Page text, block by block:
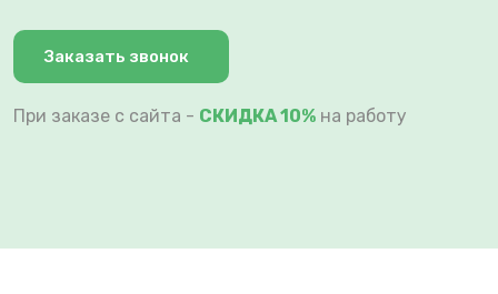
Заказать звонок
При заказе с сайта - СКИДКА 10% на работу